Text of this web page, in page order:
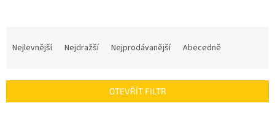
í
Nejlevnější Nejdražší Nejprodávanější Abecedně
OTEVŘÍT FILTR